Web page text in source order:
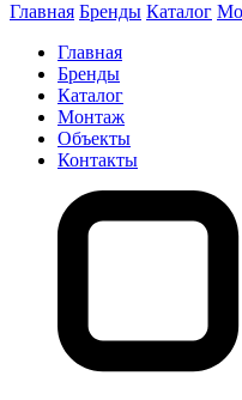
Главная Бренды Каталог
Главная
Бренды
Каталог
Монтаж
Объекты
Контакты